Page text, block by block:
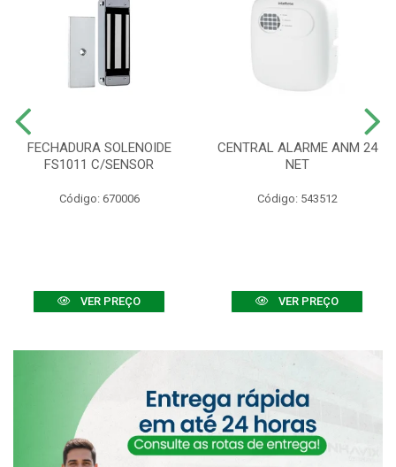
FECHADURA SOLENOIDE
FS1011 C/SENSOR
Código: 670006
VER PREÇO
CENTRAL ALARME ANM 24
NET
Código: 543512
VER PREÇO